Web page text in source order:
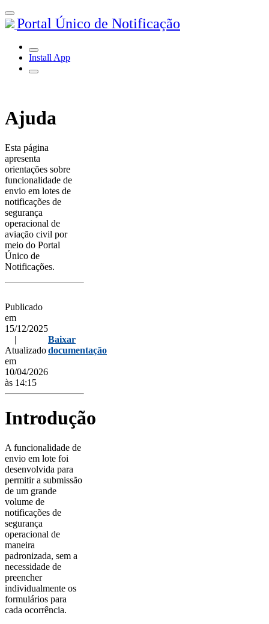
Portal Único de Notificação
Install App
Ajuda
Esta página
apresenta
orientações sobre
funcionalidade de
envio em lotes de
notificações de
segurança
operacional de
aviação civil por
meio do Portal
Único de
Notificações.
Publicado
em
15/12/2025
|
Atualizado
em
10/04/2026
às 14:15
Baixar
documentação
Introdução
A funcionalidade de
envio em lote foi
desenvolvida para
permitir a submissão
de um grande
volume de
notificações de
segurança
operacional de
maneira
padronizada, sem a
necessidade de
preencher
individualmente os
formulários para
cada ocorrência.